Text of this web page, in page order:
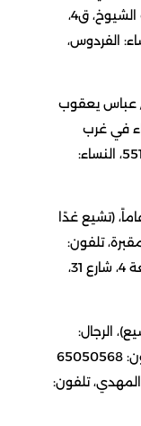
عاماً، (شيعت)، الرجال: العزاء في جليب الشيوخ، ق4،
99880504، النساء: الفردوس،
عباس يعقوب
في غرب
مشرف، مسجد الوزان، تلفون: 55102000، النساء:
السومالي، 87 عاماً، (تشيع غدًا
تلفون:
99012883، النساء: صباح السالم، قطعة 4، شارع 31،
85 عاماً، (شيع)، الرجال:
العزاء في الدعية، مسجد البحارنة، تلفون: 65050568
المهدي، تلفون: